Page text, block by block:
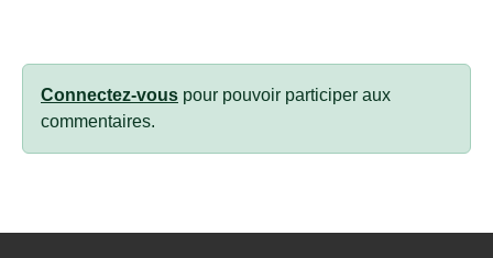
Connectez-vous pour pouvoir participer aux
commentaires.